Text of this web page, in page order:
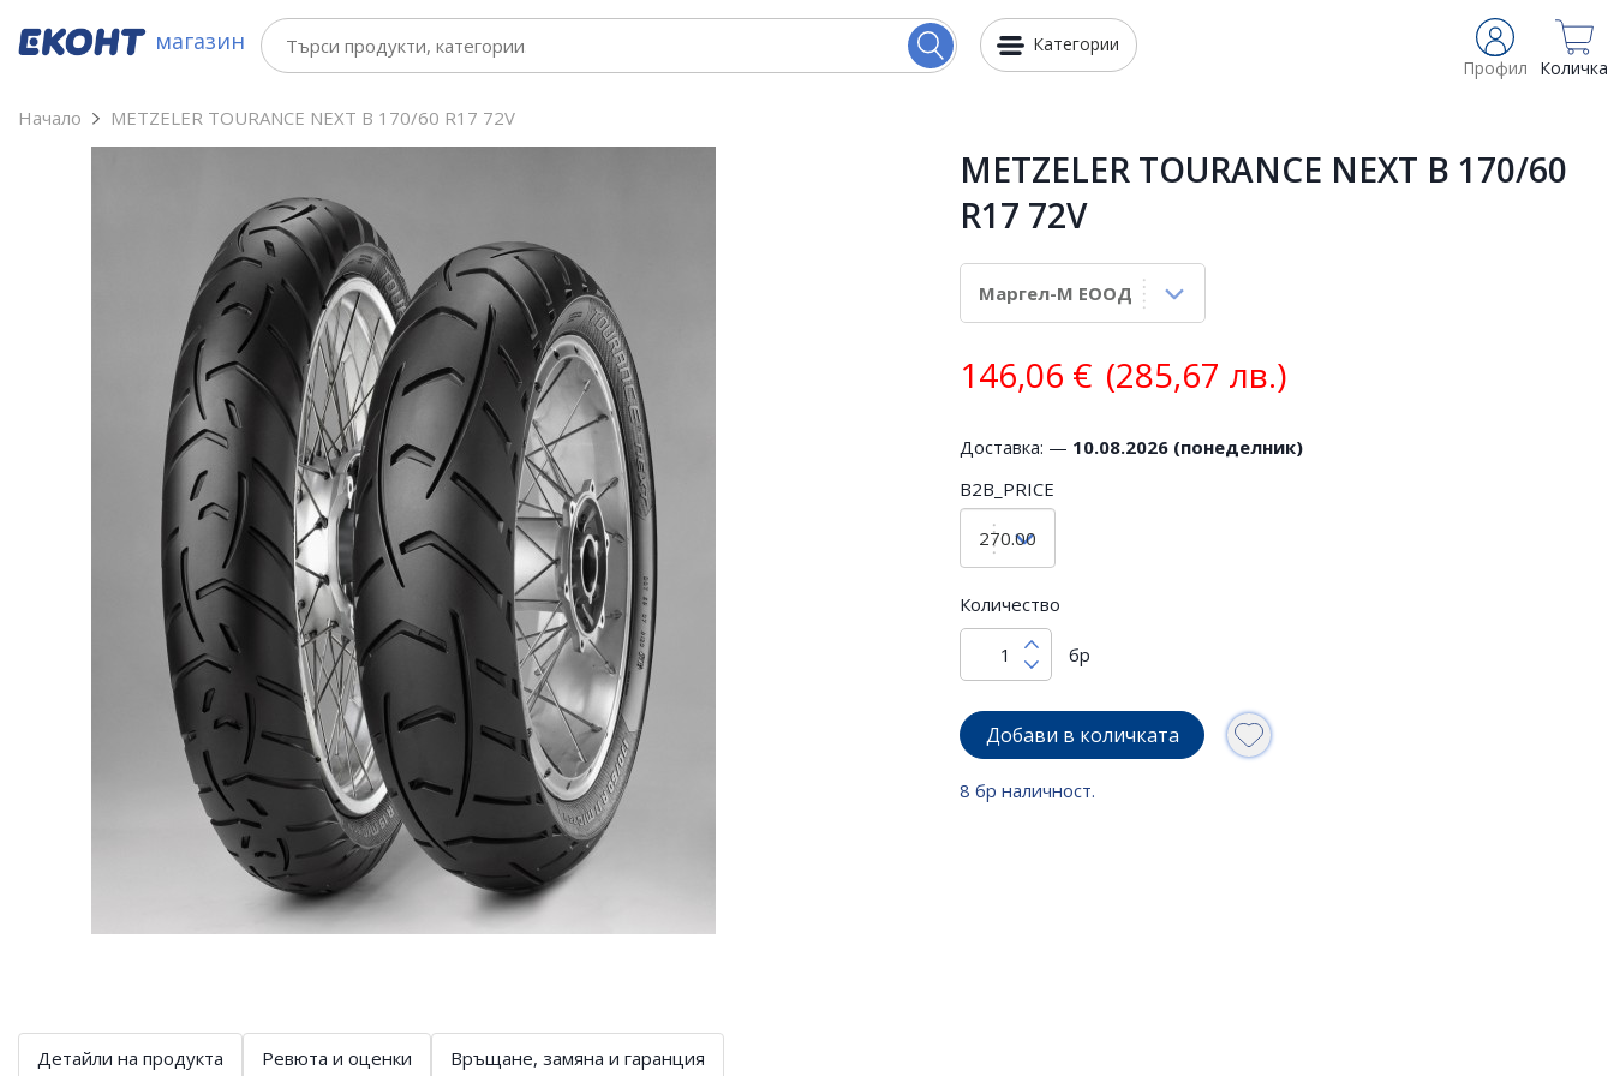
магазин
Профил Количка
Категории
Начало METZELER TOURANCE NEXT B 170/60 R17 72V
METZELER TOURANCE NEXT B 170/60
R17 72V
146,06 € (285,67 лв.)
Доставка: — 10.08.2026 (понеделник)
B2B_PRICE
Количество
бр
Добави в количката
8 бр наличност.
Детайли на продукта Ревюта и оценки Връщане, замяна и гаранция